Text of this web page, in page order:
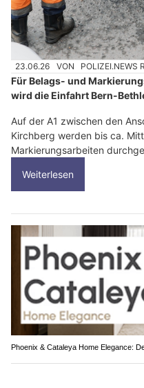
23.06.26 VON POLIZEI.NEWS
Für Belags- und
wird die Einfahrt Bern-
Auf der A1 zwischen den
Kirchberg werden bis ca.
Markierungsarbeiten
Weiterlesen
Phoenix & Cataleya Home Elegance: